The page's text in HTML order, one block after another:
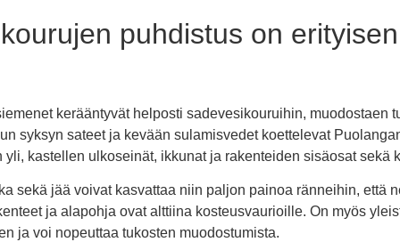
puhdistus on
kerääntyvät helposti sadevesikouruihin, muodostaen
syksyn sateet ja kevään sulamisvedet koettelevat
kastellen ulkoseinät, ikkunat ja rakenteiden sisäosat sekä
sekä jää voivat kasvattaa niin paljon painoa ränneihin, että
ja alapohja ovat alttiina kosteusvaurioille. On myös
ja voi nopeuttaa tukosten muodostumista.